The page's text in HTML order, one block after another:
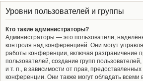
Уровни пользователей и группы
Кто такие администраторы?
Администраторы — это пользователи,
контроля над конференцией. Они могут
работы конференции, включая разграничение
пользователей, создание групп
и т. п., в зависимости от прав,
конференции. Они также могут обладать всеми